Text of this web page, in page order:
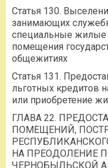
Статья 130.
занимающих
специальные
помещения
общежитиях
Статья 131.
льготных кредитов
или приобретение
ГЛАВА 22.
ПОМЕЩЕНИЙ,
НА ПРЕОДОЛЕНИЕ
ЧЕРНОБЫЛЬСКОЙ